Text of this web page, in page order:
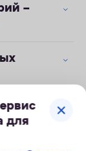
–
для